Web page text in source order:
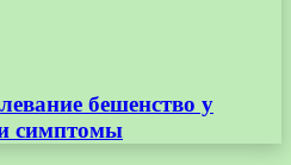
бешенство у
симптомы